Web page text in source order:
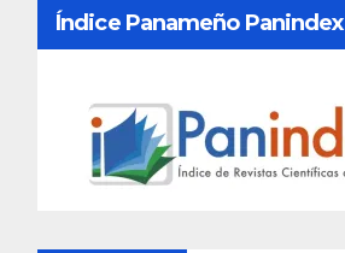
Índice Panameño Panindex